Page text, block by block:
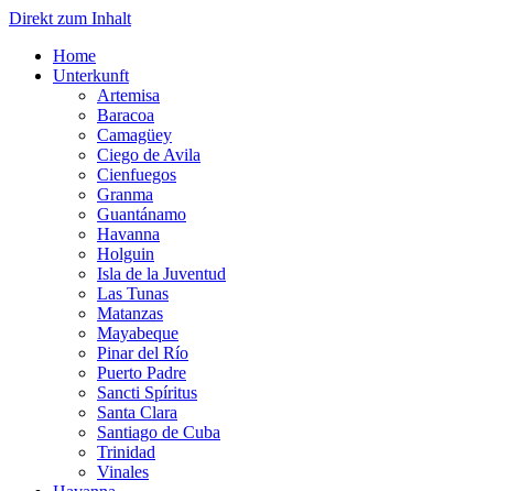
Direkt zum Inhalt
Home
Unterkunft
Artemisa
Baracoa
Camagüey
Ciego de Avila
Cienfuegos
Granma
Guantánamo
Havanna
Holguin
Isla de la Juventud
Las Tunas
Matanzas
Mayabeque
Pinar del Río
Puerto Padre
Sancti Spíritus
Santa Clara
Santiago de Cuba
Trinidad
Vinales